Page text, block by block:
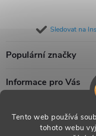
Tento web používá
tohoto webu
Sledovat na
Populární značky
Informace pro Vás